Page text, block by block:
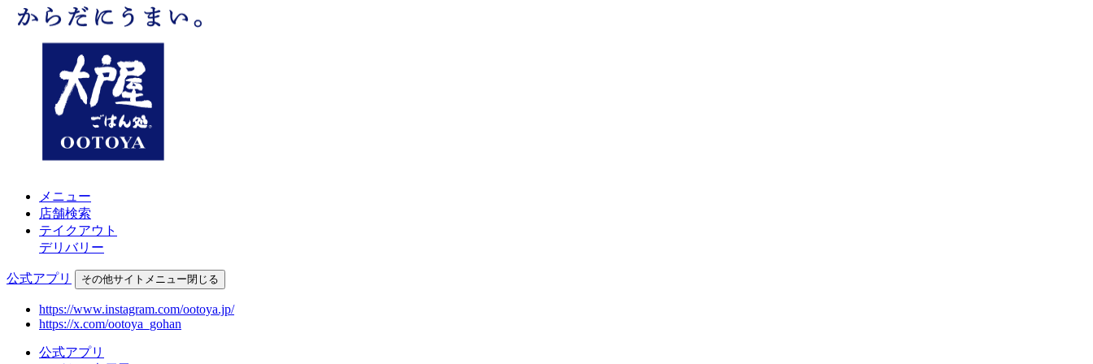
メニュー
店舗検索
テイクアウト
デリバリー
公式アプリ その他サイトメニュー閉じる
https://www.instagram.com/ootoya.jp/
https://x.com/ootoya_gohan
公式アプリ